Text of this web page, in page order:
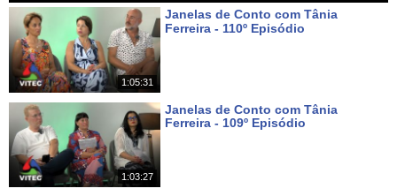
1:05:31
Janelas de Conto com Tânia
Ferreira - 110º Episódio
1:03:27
Janelas de Conto com Tânia
Ferreira - 109º Episódio